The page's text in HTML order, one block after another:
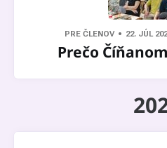
PRE ČLENOV 22. JÚL
Prečo